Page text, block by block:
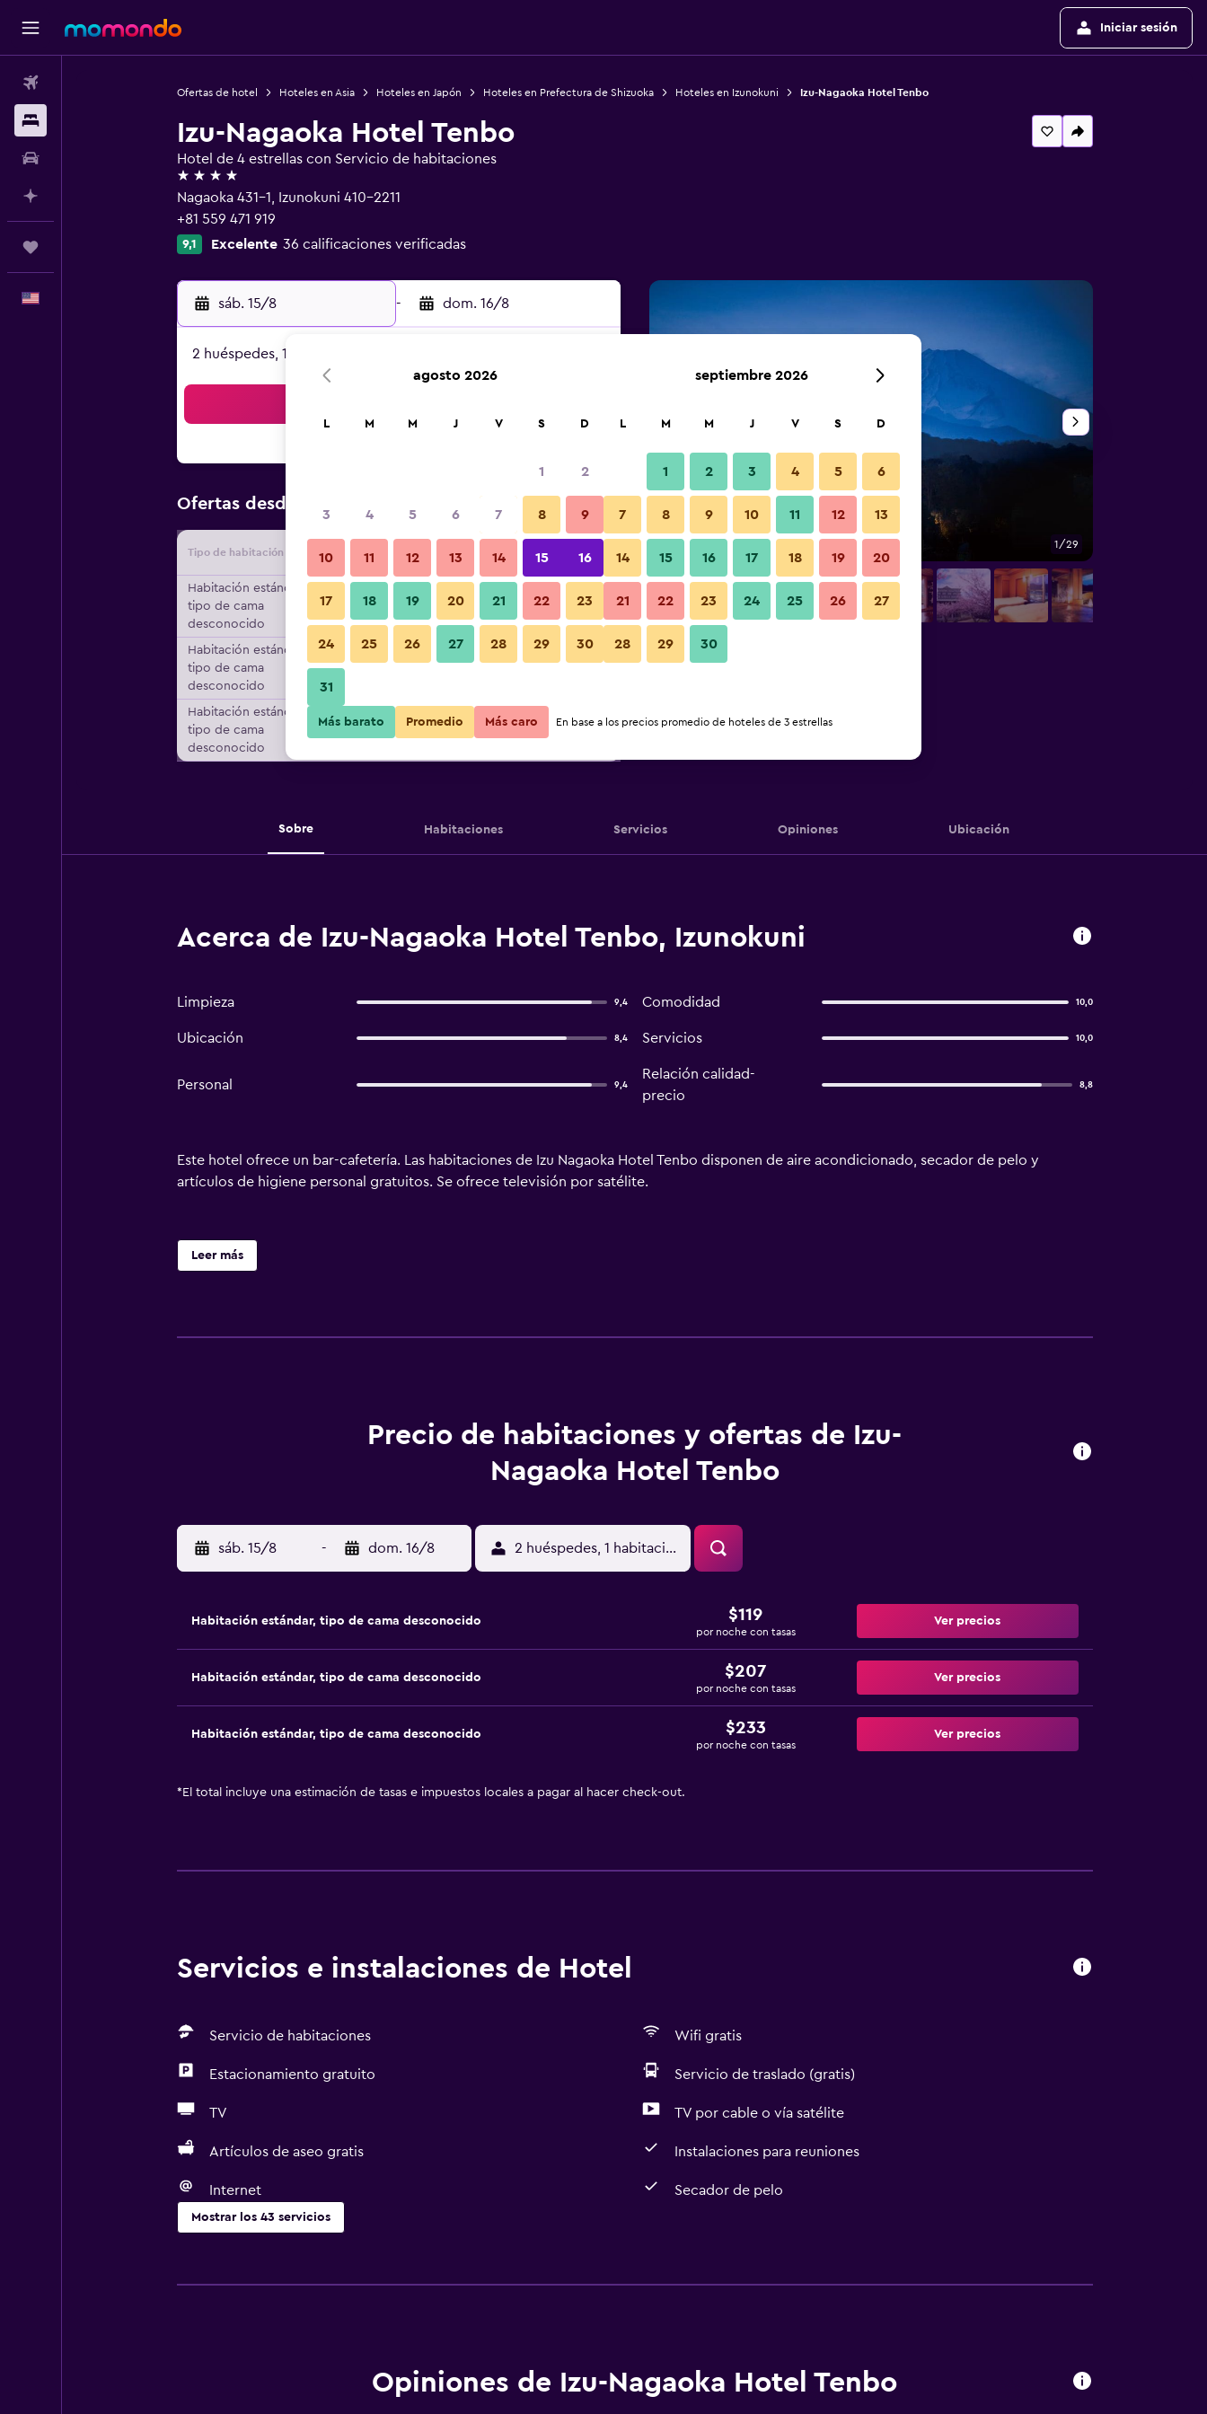
Iniciar sesión
Ofertas de hotel Hoteles en Asia Hoteles en Japón Hoteles en Prefectura de Shizuoka Hoteles en Izunokuni Izu-Nagaoka Hotel Tenbo
Izu-Nagaoka Hotel Tenbo
Hotel de 4 estrellas con Servicio de habitaciones
4 estrellas
Nagaoka 431-1, Izunokuni 410-2211
+81 559 471 919
9,1 Excelente 36 calificaciones verificadas
sáb. 15/8 - dom. 16/8
2 huéspedes, 1 habitación
Ofertas desde Oferta más barata de precio por noche
Tipo de habitación Proveedor Total noche
Habitación estándar,
tipo de cama
desconocido
$119 Ver oferta
Habitación estándar,
tipo de cama
desconocido
Habitación estándar,
tipo de cama
desconocido
$233
Otros 1/29
Fotos
Sobre Habitaciones Servicios Opiniones Ubicación
Acerca de Izu-Nagaoka Hotel Tenbo, Izunokuni
Limpieza 9,4 Comodidad 10,0
Ubicación 8,4 Servicios 10,0
Personal 9,4
Relación calidad-
precio
8,8
Este hotel ofrece un bar-cafetería. Las habitaciones de Izu Nagaoka Hotel Tenbo disponen de aire acondicionado, secador de pelo y
artículos de higiene personal gratuitos. Se ofrece televisión por satélite.
Leer más
Precio de habitaciones y ofertas de Izu-
Nagaoka Hotel Tenbo
sáb. 15/8 - dom. 16/8 2 huéspedes, 1 habitación
Habitación estándar, tipo de cama desconocido $119
por noche con tasas
Ver precios
Habitación estándar, tipo de cama desconocido $207
por noche con tasas
Ver precios
Habitación estándar, tipo de cama desconocido $233
por noche con tasas
Ver precios
* El total incluye una estimación de tasas e impuestos locales a pagar al hacer check-out.
Servicios e instalaciones de Hotel
Servicio de habitaciones Wifi gratis
Estacionamiento gratuito Servicio de traslado (gratis)
TV TV por cable o vía satélite
Artículos de aseo gratis Instalaciones para reuniones
Internet Secador de pelo
Mostrar los 43 servicios
Tina de baño
Wifi gratis
Aire acondicionado
Opiniones de Izu-Nagaoka Hotel Tenbo
agosto 2026
L M M J V S D
1 2
3 4 5 6 7 8 9
10 11 12 13 14 15 16
17 18 19 20 21 22 23
24 25 26 27 28 29 30
31
septiembre 2026
L M M J V S D
1 2 3 4 5 6
7 8 9 10 11 12 13
14 15 16 17 18 19 20
21 22 23 24 25 26 27
28 29 30
Más barato Promedio Más caro En base a los precios promedio de hoteles de 3 estrellas